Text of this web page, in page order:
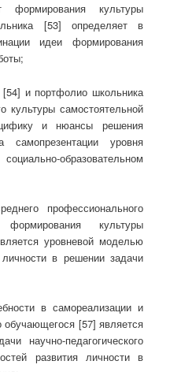
культуры
[53] определяет в
идеи формирования
и портфолио школьника
культуры самостоятельной
и нюансы решения
самопрезентации уровня
образовательном
профессионального
культуры
уровневой моделью
в решении задачи
в самореализации и
[57] является
научно-педагогического
развития личности в